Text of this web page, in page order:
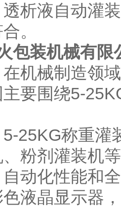
析液自动灌
。
包装机械有限
机械制造领
要围绕5-
25KG称重灌
粉剂灌装机
动化性能和
液晶显示器